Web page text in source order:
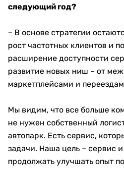
следующий год?
– В основе стратегии
рост частотных клиентов и
расширение доступности
развитие новых ниш – от
маркетплейсами и
Мы видим, что все больше
не нужен собственный
автопарк. Есть сервис,
задачи. Наша цель – сервис
продолжать улучшать опыт